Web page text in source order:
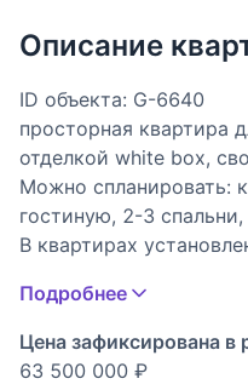
Описание
ID объекта: G-6640
просторная квартира
отделкой white box,
Можно спланировать:
гостиную, 2-3
В квартирах
фурнитурой Sigenia.
входные двери с
дерева и двумя
Подробнее
Цена зафиксирована в
63 500 000 ₽